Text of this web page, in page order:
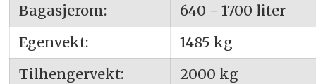
Bagasjerom:
640 - 1700 liter
Egenvekt:
1485 kg
Tilhengervekt:
2000 kg